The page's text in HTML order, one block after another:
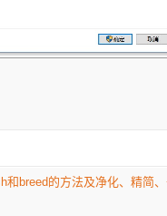
breed的方法及净化、精简